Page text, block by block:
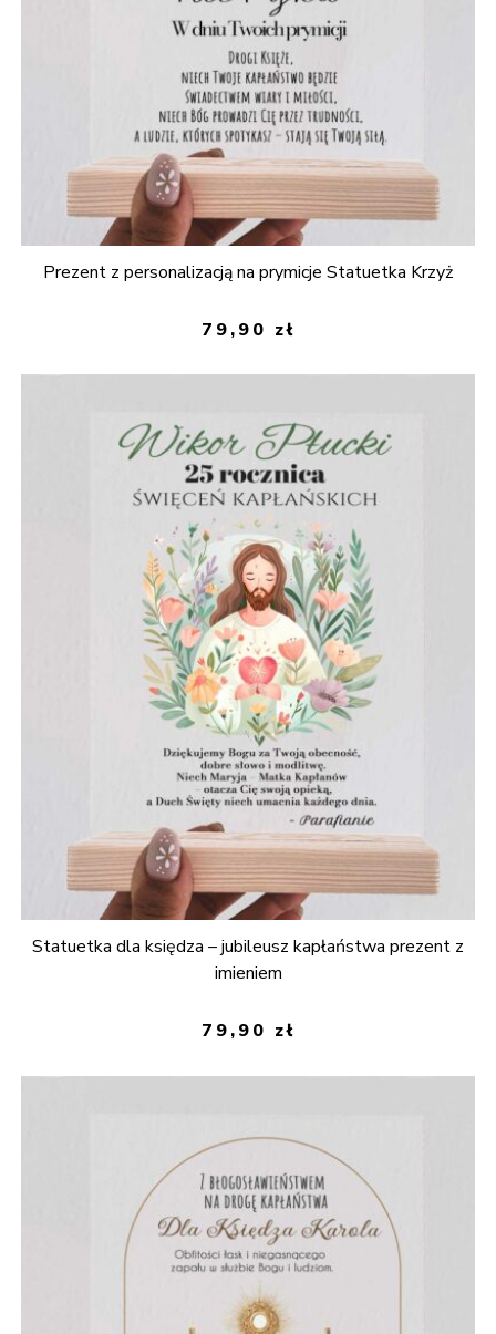
Prezent z personalizacją na prymicje Statuetka Krzyż
79,90 zł
Statuetka dla księdza – jubileusz kapłaństwa prezent z
imieniem
79,90 zł